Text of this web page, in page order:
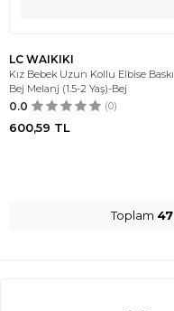
LC WAIKIKI
Kız Bebek Uzun Kollu Elbise
Bej Melanj (1.5-2 Yaş)-Bej
0.0 (0)
600,59 TL
Toplam 47